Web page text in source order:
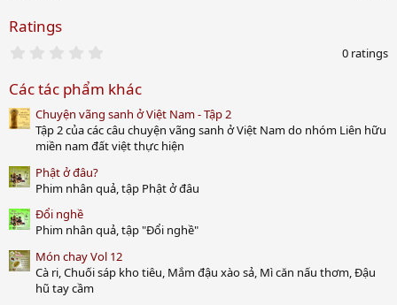
Ratings
0
t
a
r
(
)
0 ratings
Các tác phẩm khác
Chuyện vãng sanh ở Việt Nam - Tập 2
Tập 2 của các câu chuyện vãng sanh ở Việt Nam do nhóm Liên hữu
miền nam đất việt thực hiện
Phật ở đâu?
Phim nhân quả, tập Phật ở đâu
Đổi nghề
Phim nhân quả, tập "Đổi nghề"
Món chay Vol 12
Cà ri, Chuối sáp kho tiêu, Mắm đậu xào sả, Mì căn nấu thơm, Đậu
hũ tay cầm